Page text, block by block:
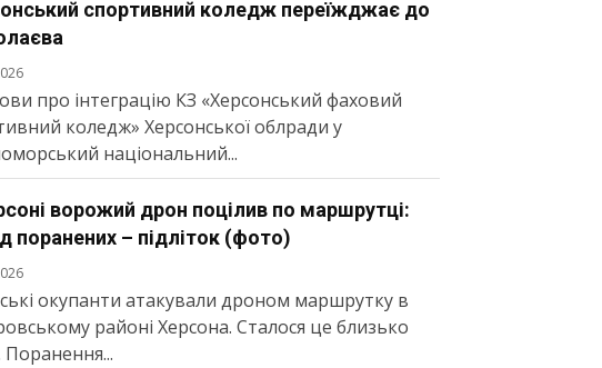
спортивний коледж переїжджає до
про інтеграцію КЗ «Херсонський фаховий
коледж» Херсонської облради у
національний...
ворожий дрон поцілив по маршрутці:
поранених – підліток (фото)
окупанти атакували дроном маршрутку в
районі Херсона. Сталося це близько
Поранення...